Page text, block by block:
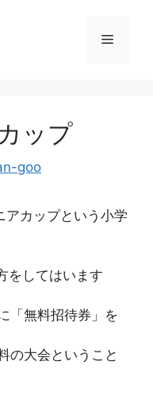
メ
ップ
goo
アカップという小学
をしてはいます
「無料招待券」を
の大会ということ